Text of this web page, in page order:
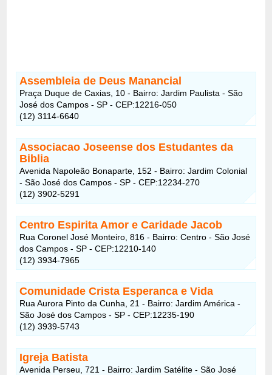
Assembleia de Deus Manancial
Praça Duque de Caxias, 10 - Bairro: Jardim Paulista - São
José dos Campos - SP - CEP:12216-050
(12) 3114-6640
Associacao Joseense dos Estudantes da
Biblia
Avenida Napoleão Bonaparte, 152 - Bairro: Jardim Colonial
- São José dos Campos - SP - CEP:12234-270
(12) 3902-5291
Centro Espirita Amor e Caridade Jacob
Rua Coronel José Monteiro, 816 - Bairro: Centro - São José
dos Campos - SP - CEP:12210-140
(12) 3934-7965
Comunidade Crista Esperanca e Vida
Rua Aurora Pinto da Cunha, 21 - Bairro: Jardim América -
São José dos Campos - SP - CEP:12235-190
(12) 3939-5743
Igreja Batista
Avenida Perseu, 721 - Bairro: Jardim Satélite - São José